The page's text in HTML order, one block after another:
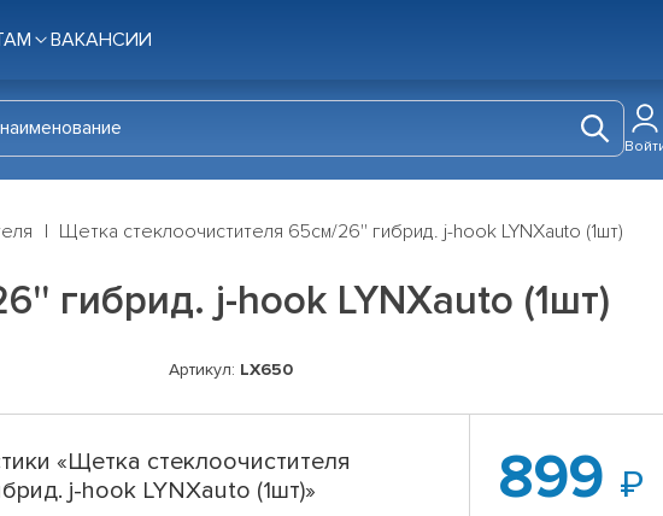
ВАКАНСИИ
Щетка стеклоочистителя 65см/26'' гибрид. j-hook LYNXauto (1шт)
гибрид. j-hook LYNXauto (1шт)
Артикул: LX650
«Щетка стеклоочистителя
j-hook LYNXauto (1шт)»
899